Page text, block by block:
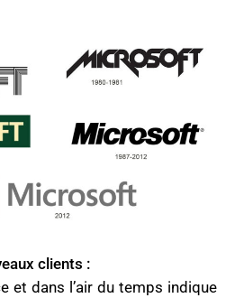
clients :
et dans l’air du temps indique